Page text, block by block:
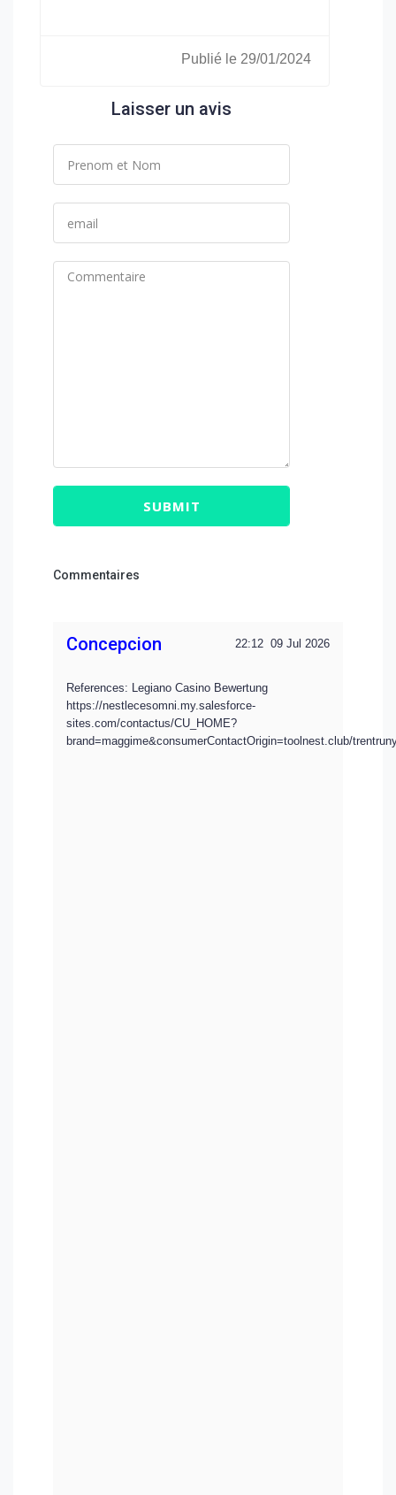
Publié le 29/01/2024
Laisser un avis
SUBMIT
Commentaires
09 Jul 2026
22:12
Concepcion
References: Legiano Casino Bewertung
https://nestlecesomni.my.salesforce-
sites.com/contactus/CU_HOME?
brand=maggime&consumerContactOrigin=toolnest.club/